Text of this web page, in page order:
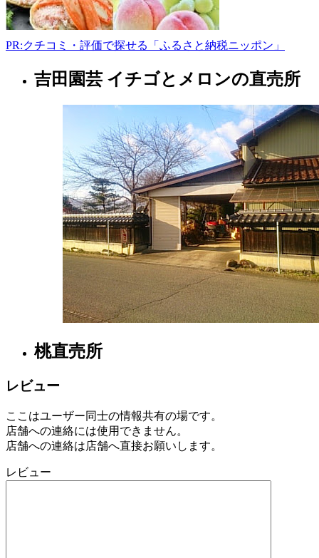
-
PR:クチコミ・評価で探せる「ふるさと納税ニッポン」
福
吉田園芸 イチゴとメロンの直売所
桃直売所
レビュー
ここはユーザー同士の情報共有の場です。
店舗への連絡には使用できません。
店舗への連絡は店舗へ直接お願いします。
レビュー